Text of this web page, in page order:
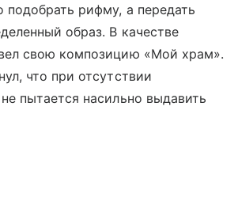
подобрать рифму, а передать
образ. В качестве
свою композицию «Мой храм».
что при отсутствии
пытается насильно выдавить